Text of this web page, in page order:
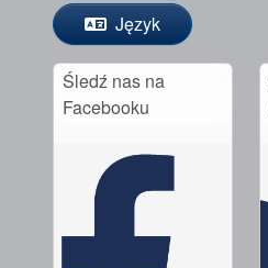
Język
Śledź nas na
Facebooku